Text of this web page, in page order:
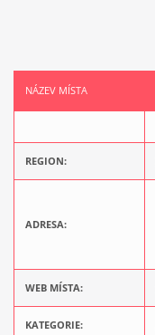
NÁZEV MÍSTA
REGION:
ADRESA:
WEB MÍSTA:
KATEGORIE: